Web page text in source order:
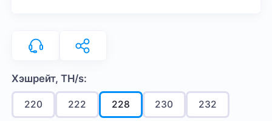
Хэшрейт, TH/s:
220 222 228 230 232